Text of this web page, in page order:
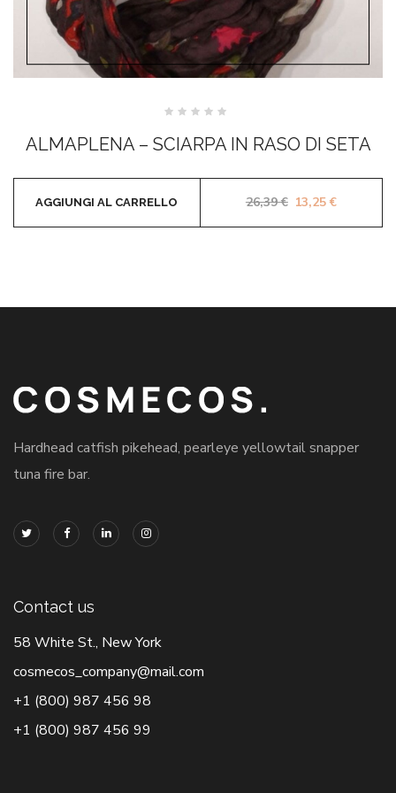
su
5
ALMAPLENA – SCIARPA IN RASO DI SETA
26,39€ Il prezzo
13,25€Il prezzo
AGGIUNGI AL CARRELLO
Hardhead catfish pikehead, pearleye yellowtail snapper
tuna fire bar.
Contact us
58 White St., New York
cosmecos_company@mail.com
+1 (800) 987 456 98
+1 (800) 987 456 99